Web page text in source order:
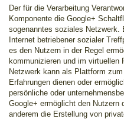
Der für die Verarbeitung
Komponente die Google+
sogenanntes soziales
Internet betriebener sozialer
es den Nutzern in der Regel
kommunizieren und im virtuellen
Netzwerk kann als Plattform
Erfahrungen dienen oder
persönliche oder
Google+ ermöglicht den Nutzern
anderem die Erstellung von